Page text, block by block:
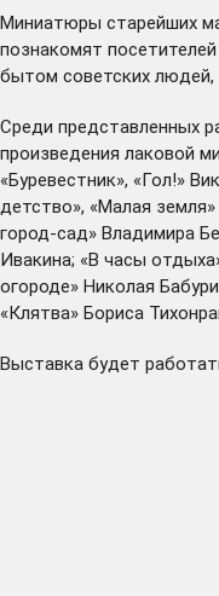
Миниатюры старейших
познакомят
бытом советских людей,
Среди представленных
произведения лаковой
«Буревестник», «Гол!»
детство», «Малая
город-сад» Владимира
Ивакина; «В часы
огороде» Николая
«Клятва» Бориса
Выставка будет